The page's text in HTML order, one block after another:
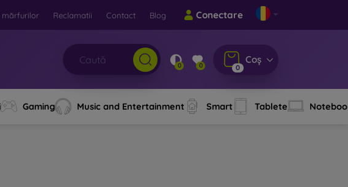
mărfurilor Reclamatii Contact Blog Conectare
0 0 0
Coș
Gaming Music and Entertainment Smart Tablete